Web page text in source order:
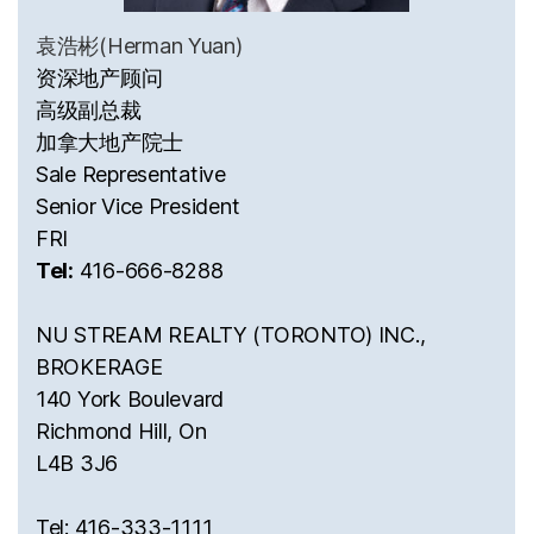
袁浩彬(Herman Yuan)
资深地产顾问
高级副总裁
加拿大地产院士
Sale Representative
Senior Vice President
FRI
Tel: 416-666-8288
NU STREAM REALTY (TORONTO) INC.,
BROKERAGE
140 York Boulevard
Richmond Hill, On
L4B 3J6
Tel: 416-333-1111